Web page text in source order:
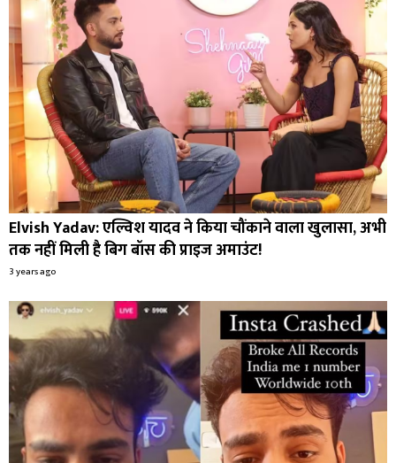
Elvish Yadav: एल्विश यादव ने किया चौंकाने वाला खुलासा, अभी
तक नहीं मिली है बिग बॉस की प्राइज अमाउंट!
3 years ago